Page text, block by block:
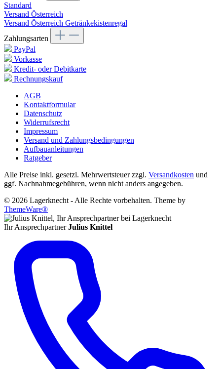
Standard
Versand Österreich
Versand Österreich Getränkekistenregal
Zahlungsarten
PayPal
Vorkasse
Kredit- oder Debitkarte
Rechnungskauf
AGB
Kontaktformular
Datenschutz
Widerrufsrecht
Impressum
Versand und Zahlungsbedingungen
Aufbauanleitungen
Ratgeber
Alle Preise inkl. gesetzl. Mehrwertsteuer zzgl. Versandkosten und
ggf. Nachnahmegebühren, wenn nicht anders angegeben.
© 2026 Lagerknecht - Alle Rechte vorbehalten. Theme by
ThemeWare®
Ihr Ansprechpartner Julius Knittel